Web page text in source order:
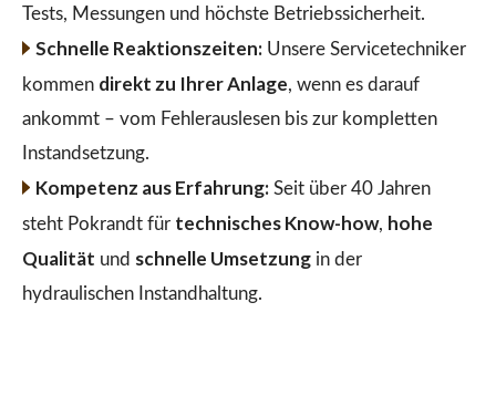
Tests, Messungen und höchste Betriebssicherheit.
Schnelle Reaktionszeiten:Unsere Servicetechniker
kommen direkt zu Ihrer Anlage, wenn es darauf
ankommt – vom Fehlerauslesen bis zur kompletten
Instandsetzung.
Kompetenz aus Erfahrung:Seit über 40 Jahren
steht Pokrandt für technisches Know-how, hohe
Qualität und schnelle Umsetzung in der
hydraulischen Instandhaltung.